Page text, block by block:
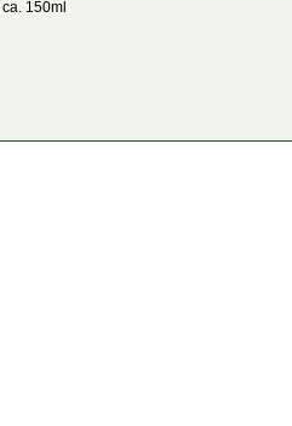
150ml